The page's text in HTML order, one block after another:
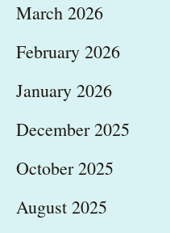
March 2026
February 2026
January 2026
December 2025
October 2025
August 2025